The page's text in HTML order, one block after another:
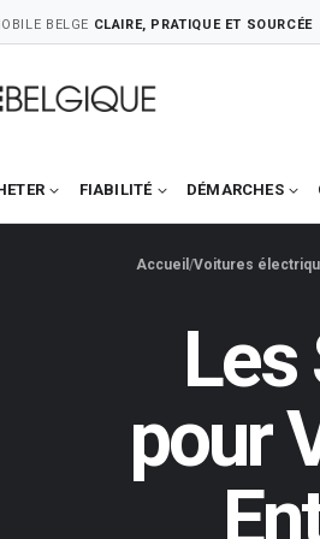
BELGE CLAIRE, PRATIQUE ET SOURCÉE
FIABILITÉ DÉMARCHES
Accueil Voitures
pour